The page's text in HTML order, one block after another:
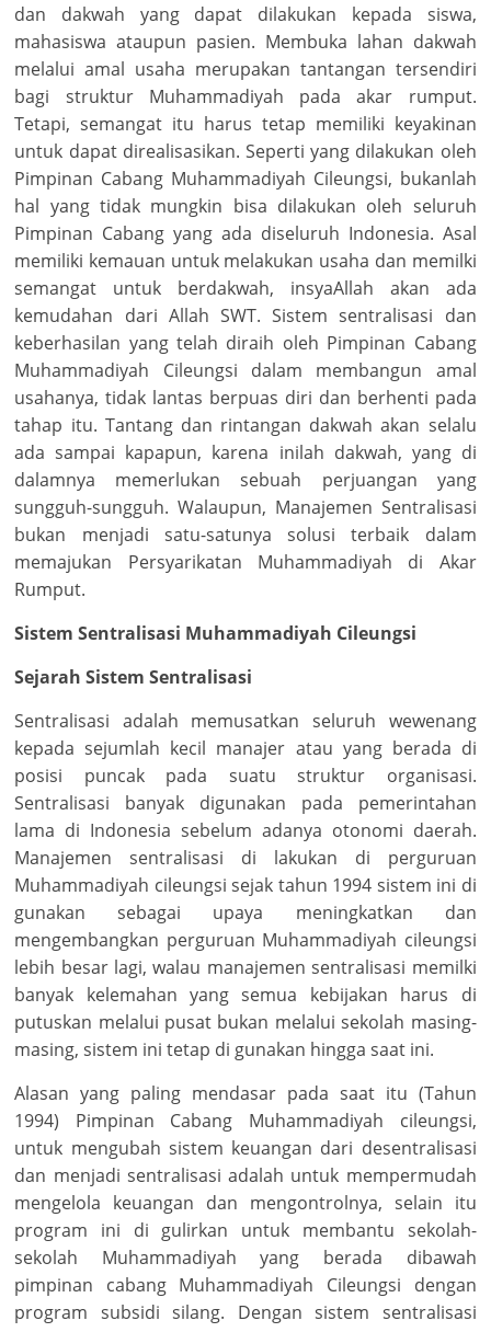
dan dakwah yang dapat dilakukan kepada siswa,
mahasiswa ataupun pasien. Membuka lahan dakwah
melalui amal usaha merupakan tantangan tersendiri
bagi struktur Muhammadiyah pada akar rumput.
Tetapi, semangat itu harus tetap memiliki keyakinan
untuk dapat direalisasikan. Seperti yang dilakukan oleh
Pimpinan Cabang Muhammadiyah Cileungsi, bukanlah
hal yang tidak mungkin bisa dilakukan oleh seluruh
Pimpinan Cabang yang ada diseluruh Indonesia. Asal
memiliki kemauan untuk melakukan usaha dan memilki
semangat untuk berdakwah, insyaAllah akan ada
kemudahan dari Allah SWT. Sistem sentralisasi dan
keberhasilan yang telah diraih oleh Pimpinan Cabang
Muhammadiyah Cileungsi dalam membangun amal
usahanya, tidak lantas berpuas diri dan berhenti pada
tahap itu. Tantang dan rintangan dakwah akan selalu
ada sampai kapapun, karena inilah dakwah, yang di
dalamnya memerlukan sebuah perjuangan yang
sungguh-sungguh. Walaupun, Manajemen Sentralisasi
bukan menjadi satu-satunya solusi terbaik dalam
memajukan Persyarikatan Muhammadiyah di Akar
Rumput.
Sistem Sentralisasi Muhammadiyah Cileungsi
Sejarah Sistem Sentralisasi
Sentralisasi adalah memusatkan seluruh wewenang
kepada sejumlah kecil manajer atau yang berada di
posisi puncak pada suatu struktur organisasi.
Sentralisasi banyak digunakan pada pemerintahan
lama di Indonesia sebelum adanya otonomi daerah.
Manajemen sentralisasi di lakukan di perguruan
Muhammadiyah cileungsi sejak tahun 1994 sistem ini di
gunakan sebagai upaya meningkatkan dan
mengembangkan perguruan Muhammadiyah cileungsi
lebih besar lagi, walau manajemen sentralisasi memilki
banyak kelemahan yang semua kebijakan harus di
putuskan melalui pusat bukan melalui sekolah masing-
masing, sistem ini tetap di gunakan hingga saat ini.
Alasan yang paling mendasar pada saat itu (Tahun
1994) Pimpinan Cabang Muhammadiyah cileungsi,
untuk mengubah sistem keuangan dari desentralisasi
dan menjadi sentralisasi adalah untuk mempermudah
mengelola keuangan dan mengontrolnya, selain itu
program ini di gulirkan untuk membantu sekolah-
sekolah Muhammadiyah yang berada dibawah
pimpinan cabang Muhammadiyah Cileungsi dengan
program subsidi silang. Dengan sistem sentralisasi